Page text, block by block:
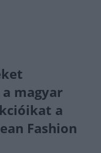
magyar
a
Fashion